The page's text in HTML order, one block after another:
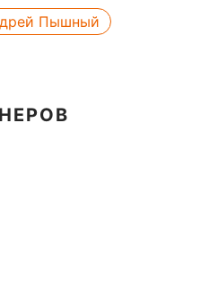
Пышный